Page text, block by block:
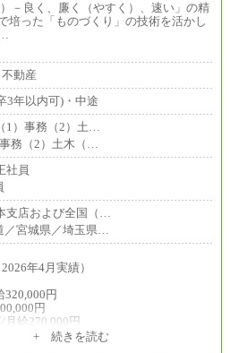
－良く、廉く（やすく）、速い」の精
培った「ものづくり」の技術を活かし
動産
3年以内可)・中途
1）事務（2）土…
事務（2）土木（…
社員
支店および全国（…
／宮城県／埼玉県…
年4月実績）
320,000円
円
月給270,000円
+ 続きを読む